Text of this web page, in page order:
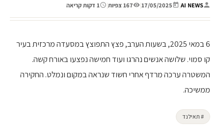
AI NEWS
|
17/05/2025
| 167 צפיות | 1 דקות קריאה
6 במאי 2025, בשעות הערב, פצץ התפוצץ במסעדה מרכזית בעיר
קו סמוי. שלושה אנשים נהרגו ועוד חמישה נפצעו באורח קשה.
המשטרה ערכה מרדף אחרי חשוד שנראה במקום ונמלט. החקירה
ממשיכה.
# תאילנד